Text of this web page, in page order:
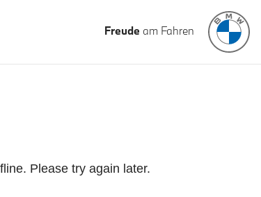
Freude am Fahren